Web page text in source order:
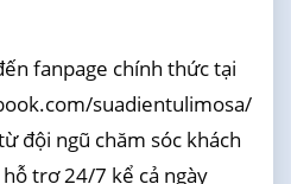
fanpage chính thức tại
suadientulimosa/
đội ngũ chăm sóc khách
trợ 24/7 kể cả ngày